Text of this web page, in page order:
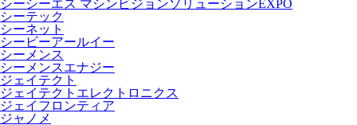
シーシーエス マシンビジョンソリューションEXPO
シーテック
シーネット
シービーアールイー
シーメンス
シーメンスエナジー
ジェイテクト
ジェイテクトエレクトロニクス
ジェイフロンティア
ジャノメ